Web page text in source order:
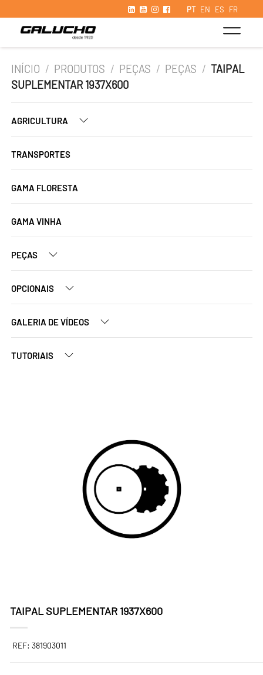
PT EN ES FR
INÍCIO / PRODUTOS / PEÇAS / PEÇAS / TAIPAL
SUPLEMENTAR 1937X600
AGRICULTURA
TRANSPORTES
GAMA FLORESTA
GAMA VINHA
PEÇAS
OPCIONAIS
GALERIA DE VÍDEOS
TUTORIAIS
TAIPAL SUPLEMENTAR 1937X600
REF: 381903011